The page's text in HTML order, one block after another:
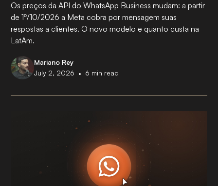
Os preços da API do WhatsApp Business mudam: a partir
de 1º/10/2026 a Meta cobra por mensagem suas
respostas a clientes. O novo modelo e quanto custa na
LatAm.
Mariano Rey
July 2, 2026 • 6 min read